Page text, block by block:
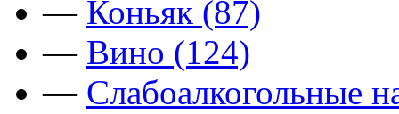
— Коньяк (87)
— Вино (124)
— Слабоалкогольные